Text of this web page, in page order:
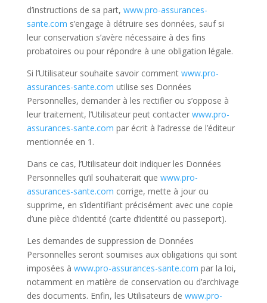
d’instructions de sa part, www.pro-assurances-
sante.com s’engage à détruire ses données, sauf si
leur conservation s’avère nécessaire à des fins
probatoires ou pour répondre à une obligation légale.
Si l’Utilisateur souhaite savoir comment www.pro-
assurances-sante.com utilise ses Données
Personnelles, demander à les rectifier ou s’oppose à
leur traitement, l’Utilisateur peut contacter www.pro-
assurances-sante.com par écrit à l’adresse de l’éditeur
mentionnée en 1.
Dans ce cas, l’Utilisateur doit indiquer les Données
Personnelles qu’il souhaiterait que www.pro-
assurances-sante.com corrige, mette à jour ou
supprime, en s’identifiant précisément avec une copie
d’une pièce d’identité (carte d’identité ou passeport).
Les demandes de suppression de Données
Personnelles seront soumises aux obligations qui sont
imposées à www.pro-assurances-sante.com par la loi,
notamment en matière de conservation ou d’archivage
des documents. Enfin, les Utilisateurs de www.pro-